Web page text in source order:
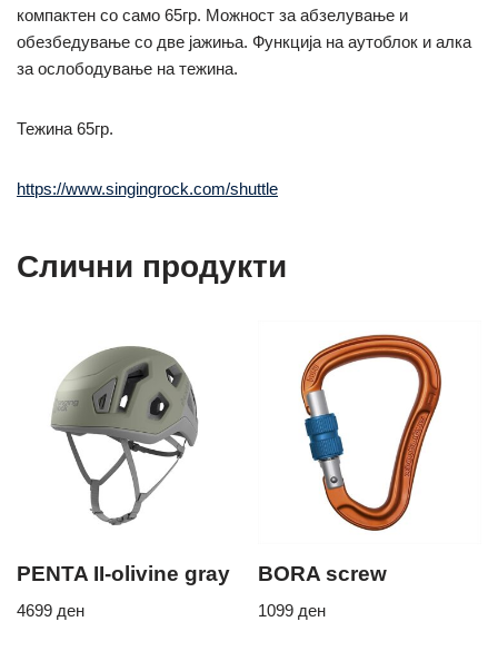
компактен со само 65гр. Можност за абзелување и
обезбедување со две јажиња. Функција на аутоблок и алка
за ослободување на тежина.
Тежина 65гр.
https://www.singingrock.com/shuttle
Слични продукти
PENTA II-olivine gray
4699 ден
BORA screw
1099 ден